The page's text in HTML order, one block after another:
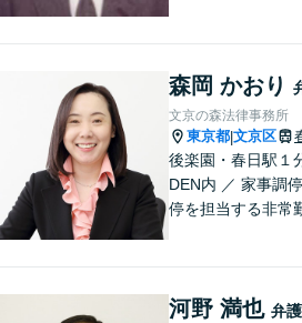
森岡 かおり
文京の森法律事務所
東京都|文京区
後楽園・春日駅１
DEN内 ／ 家事調
停を担当する非常
河野 満也 弁